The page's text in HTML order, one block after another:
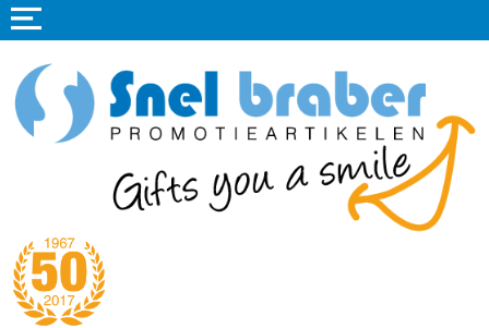
Home
Promotieartikelen
Tassen
Thema's